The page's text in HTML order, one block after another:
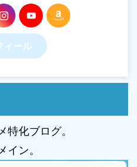
ィール
化ブログ。
イン。